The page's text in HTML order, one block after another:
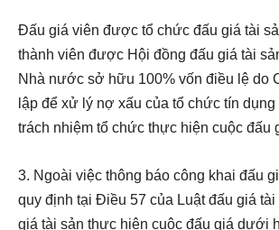
Đấu giá viên được tổ chức đấu giá tài
thành viên được Hội đồng đấu giá tài
Nhà nước sở hữu 100% vốn điều lệ do
lập để xử lý nợ xấu của tổ chức tín
trách nhiệm tổ chức thực hiện cuộc đấu
3. Ngoài việc thông báo công khai đấu
quy định tại Điều 57 của Luật đấu giá
giá tài sản thực hiện cuộc đấu giá dưới